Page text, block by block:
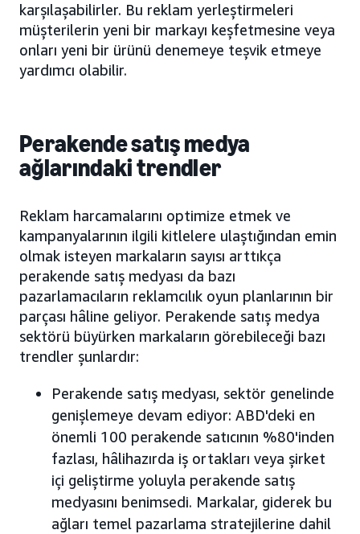
karşılaşabilirler. Bu reklam yerleştirmeleri
müşterilerin yeni bir markayı keşfetmesine veya
onları yeni bir ürünü denemeye teşvik etmeye
yardımcı olabilir.
Perakende satış medya
ağlarındaki trendler
Reklam harcamalarını optimize etmek ve
kampanyalarının ilgili kitlelere ulaştığından emin
olmak isteyen markaların sayısı arttıkça
perakende satış medyası da bazı
pazarlamacıların reklamcılık oyun planlarının bir
parçası hâline geliyor. Perakende satış medya
sektörü büyürken markaların görebileceği bazı
trendler şunlardır:
Perakende satış medyası, sektör genelinde
genişlemeye devam ediyor: ABD'deki en
önemli 100 perakende satıcının %80'inden
fazlası, hâlihazırda iş ortakları veya şirket
içi geliştirme yoluyla perakende satış
medyasını benimsedi. Markalar, giderek bu
ağları temel pazarlama stratejilerine dahil